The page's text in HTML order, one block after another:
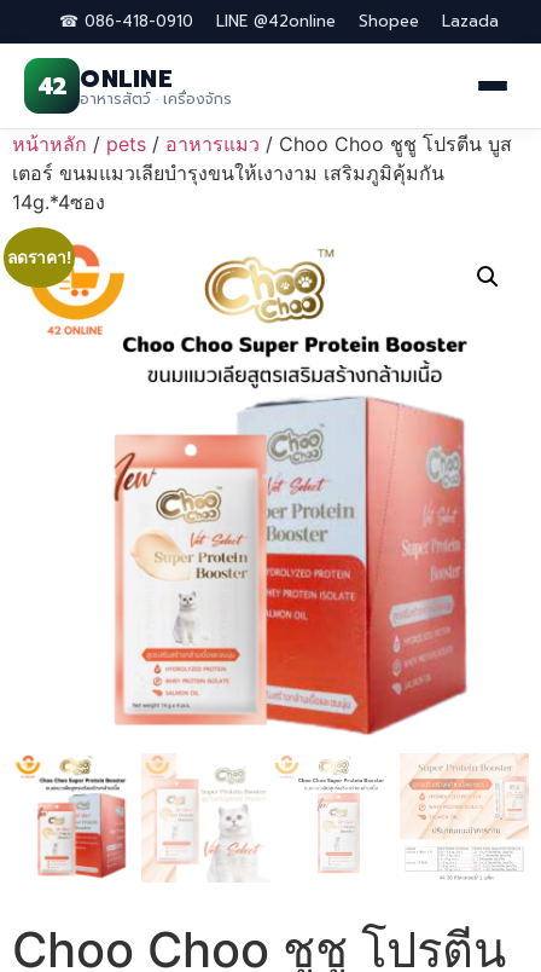
☎ 086-418-0910 LINE @42online Shopee Lazada
42 ONLINE
อาหารสัตว์ · เครื่องจักร
Skip
to
content
หน้าหลัก / pets / อาหารแมว / Choo Choo ชูชู โปรตีน บูส
เตอร์ ขนมแมวเลียบำรุงขนให้เงางาม เสริมภูมิคุ้มกัน
14g.*4ซอง
ลดราคา!
Choo Choo ชูชู โปรตีน